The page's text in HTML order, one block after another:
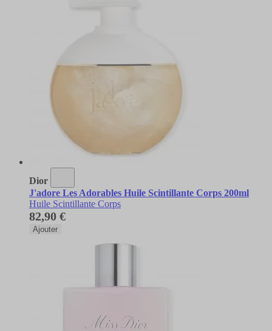
Dior
J'adore Les Adorables Huile Scintillante Corps 200ml
Huile Scintillante Corps
82,90 €
Ajouter